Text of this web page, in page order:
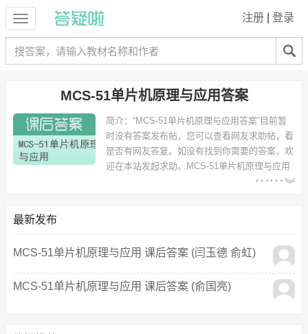
注册 登录
MCS-51单片机原理与应用答案
简介： “MCS-51单片机原理与应用答案”目前暂
时没有答案发布帖，您可以查看网友求助帖，看
是否有网友答复。如没有找到你需要的答案，欢
迎在本站发起求助。
MCS-51单片机原理与应用
工程、机械设计制造及其自动化 等专业。
以下学校的同学下载过
最新发布
MCS-51单片机原理与应用 课后答案 (闫玉德 俞虹)
MCS-51单片机原理与应用 课后答案 (俞国亮)